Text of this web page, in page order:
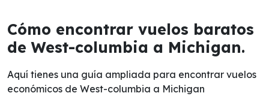
Cómo encontrar vuelos baratos
de West-columbia a Michigan.
Aquí tienes una guía ampliada para encontrar vuelos
económicos de West-columbia a Michigan